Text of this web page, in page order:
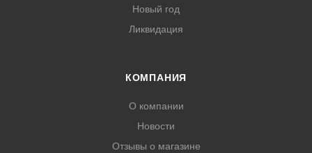
Новый год
Ликвидация
КОМПАНИЯ
О компании
Новости
Отзывы о магазине